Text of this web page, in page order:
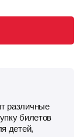
различные
билетов
детей,